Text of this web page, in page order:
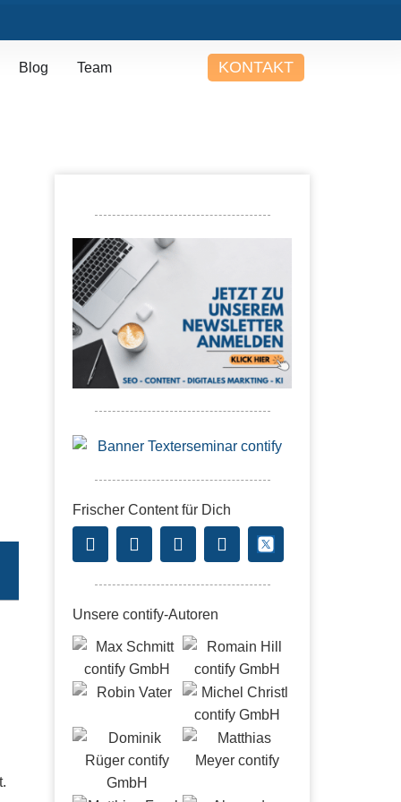
Blog Team KONTAKT
Frischer Content für Dich
Unsere contify-Autoren